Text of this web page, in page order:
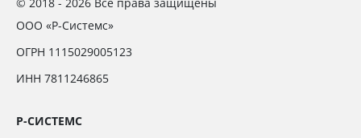
ООО «Р-Системс»
ОГРН 1115029005123
ИНН 7811246865
Р-СИСТЕМС